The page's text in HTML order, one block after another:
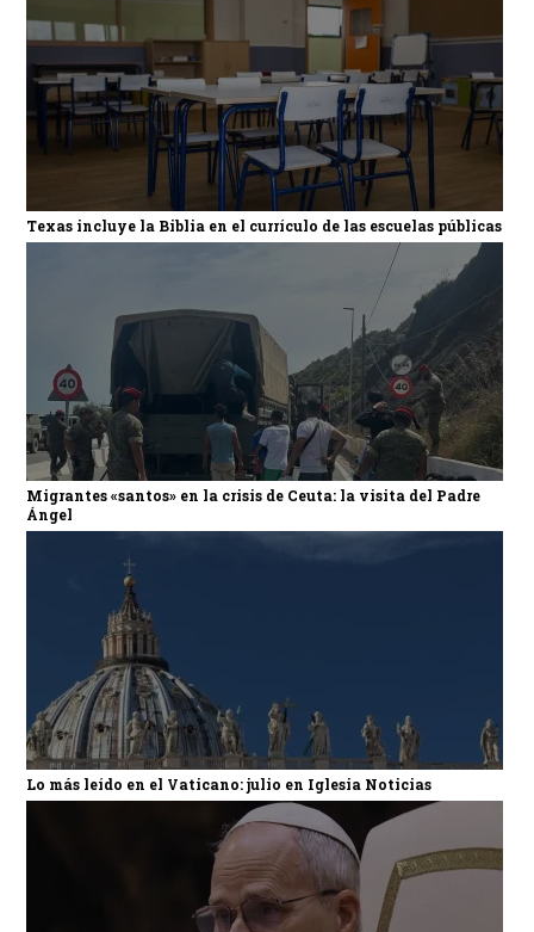
Texas incluye la Biblia en el currículo de las escuelas públicas
Migrantes «santos» en la crisis de Ceuta: la visita del Padre
Ángel
Lo más leído en el Vaticano: julio en Iglesia Noticias